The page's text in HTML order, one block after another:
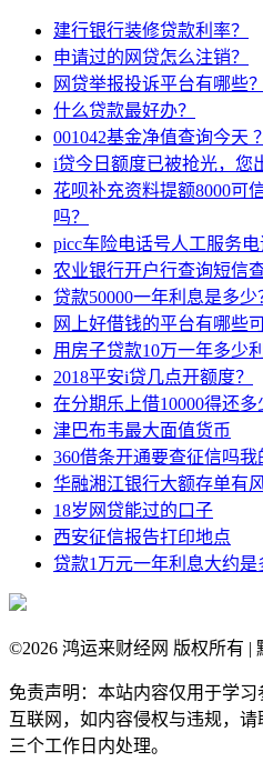
建行银行装修贷款利率？
申请过的网贷怎么注销？
网贷举报投诉平台有哪些？
什么贷款最好办？
001042基金净值查询今天 ？
i贷今日额度已被抢光，您
花呗补充资料提额8000可
吗？
picc车险电话号人工服务电
农业银行开户行查询短信查
贷款50000一年利息是多少
网上好借钱的平台有哪些可
用房子贷款10万一年多少
2018平安i贷几点开额度？
在分期乐上借10000得还多
津巴布韦最大面值货币
360借条开通要查征信吗
华融湘江银行大额存单有
18岁网贷能过的口子
西安征信报告打印地点
贷款1万元一年利息大约是
©2026 鸿运来财经网 版权所有 |
免责声明：本站内容仅用于学
互联网，如内容侵权与违规，
三个工作日内处理。